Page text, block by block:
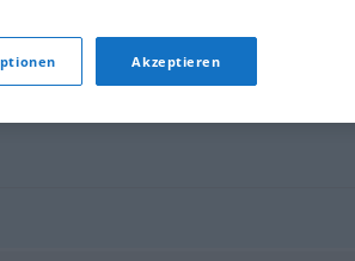
Akzeptieren